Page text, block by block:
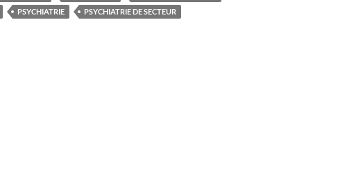
PSYCHIATRIE PSYCHIATRIE DE SECTEUR